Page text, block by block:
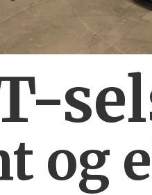
og